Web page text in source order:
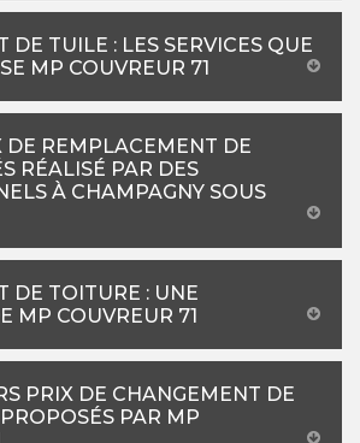
DE TUILE : LES SERVICES QUE
MP COUVREUR 71
DE REMPLACEMENT DE
RÉALISÉ PAR DES
À CHAMPAGNY SOUS
DE TOITURE : UNE
MP COUVREUR 71
PRIX DE CHANGEMENT DE
PAR MP